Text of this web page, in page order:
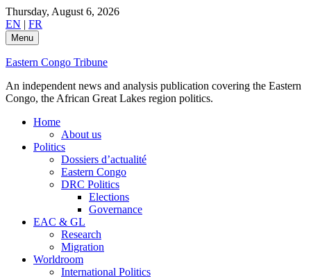
Skip
to
content
Thursday, August 6, 2026
EN | FR
Menu
Eastern Congo Tribune
An independent news and analysis publication covering the Eastern
Congo, the African Great Lakes region politics.
Home
About us
Politics
Dossiers d’actualité
Eastern Congo
DRC Politics
Elections
Governance
EAC & GL
Research
Migration
Worldroom
International Politics